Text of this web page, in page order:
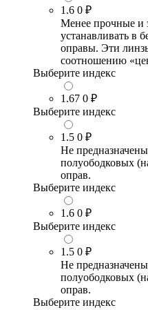
1.6 0 ₽
Менее прочные и
устанавливать в
оправы. Эти
соотношению
Выберите индекс
1.67 0 ₽
Выберите индекс
1.5 0 ₽
Не
полуободковых
оправ.
Выберите индекс
1.6 0 ₽
Выберите индекс
1.5 0 ₽
Не
полуободковых
оправ.
Выберите индекс